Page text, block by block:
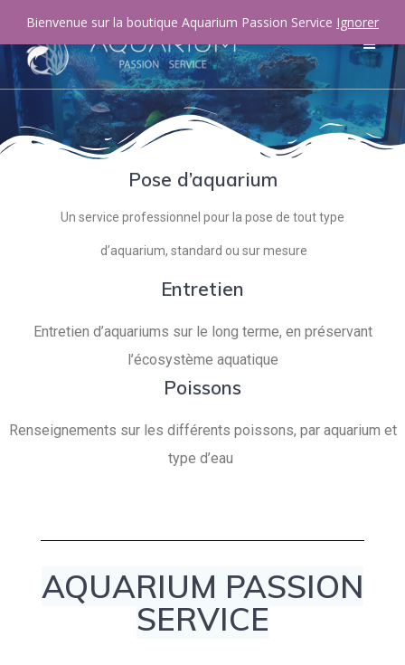
Pose d’aquarium
Un service professionnel pour la pose de tout type
d’aquarium, standard ou sur mesure
Entretien
Entretien d’aquariums sur le long terme, en préservant
l’écosystème aquatique
Poissons
Renseignements sur les différents poissons, par aquarium et
type d’eau
AQUARIUM PASSION
SERVICE
Bienvenue sur la boutique Aquarium Passion Service Ignorer